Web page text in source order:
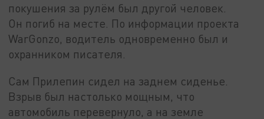
покушения за рулём был другой человек.
Он погиб на месте. По информации проекта
WarGonzo, водитель одновременно был и
охранником писателя.
Сам Прилепин сидел на заднем сиденье.
Взрыв был настолько мощным, что
автомобиль перевернуло, а на земле